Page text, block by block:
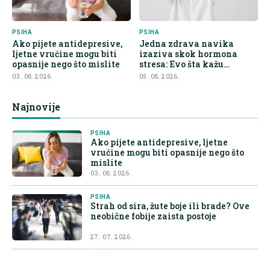
PSIHA
Ako pijete antidepresive,
ljetne vrućine mogu biti
opasnije nego što mislite
03. 08. 2026.
PSIHA
Jedna zdrava navika
izaziva skok hormona
stresa: Evo šta kažu
endokrinolozi
05. 08. 2026.
Najnovije
PSIHA
Ako pijete antidepresive, ljetne
vrućine mogu biti opasnije nego što
mislite
03. 08. 2026.
PSIHA
Strah od sira, žute boje ili brade? Ove
neobične fobije zaista postoje
27. 07. 2026.